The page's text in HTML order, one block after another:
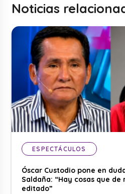
Noticias
ESPECTÁCULOS
Óscar Custodio pone en
Saldaña: “Hay cosas que de
editado”